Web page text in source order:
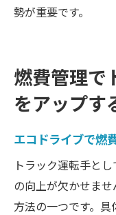
勢が重要です。
燃費管理で
をアップす
エコドライブで燃
トラック運転手と
の向上が欠かせま
方法の一つです。